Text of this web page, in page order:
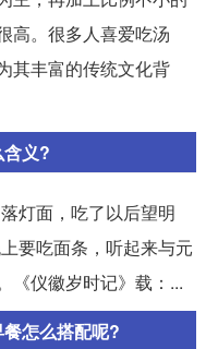
高。很多人喜爱吃汤
其丰富的传统文化背
义?
灯面，吃了以后望明
要吃面条，听起来与元
《仪徽岁时记》载：...
怎么搭配呢?